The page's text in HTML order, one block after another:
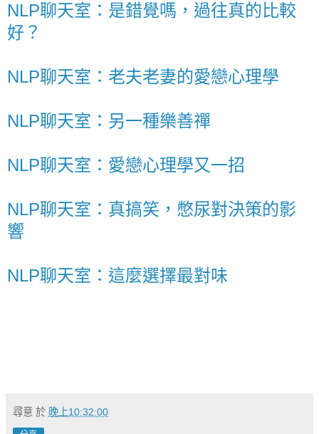
NLP聊天室：是錯覺嗎，過往真的比較
好？
NLP聊天室：老夫老妻的愛戀心理學
NLP聊天室：另一種樂善禪
NLP聊天室：愛戀心理學又一招
NLP聊天室：真搞笑，憋尿對決策的影
響
NLP聊天室：這麼選擇最對味
尋意 於 晚上10:32:00